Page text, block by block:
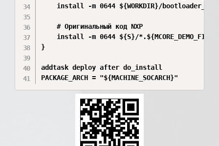
install -m 0644 ${WORKDIR}/
    # Оригинальный код NXP
install -m 0644 ${S}/
}
addtask deploy after do_install